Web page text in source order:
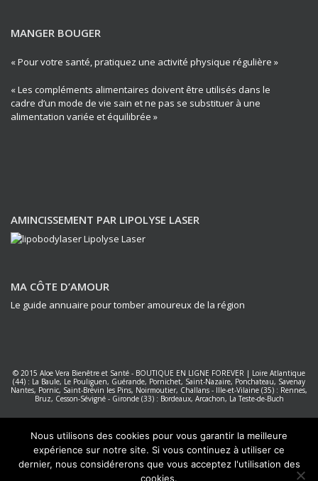
MANGER BOUGER
« Pour votre santé, pratiquez une activité physique régulière »
« Les compléments alimentaires doivent être utilisés dans le
cadre d’un mode de vie sain et ne pas se substituer à une
alimentation variée et équilibrée »
AMINCISSEMENT PAR LIPOLYSE LASER
MA CÔTE D’AMOUR
Le guide annuaire pour tomber amoureux de la région
© 2015 Aloe Vera Bienêtre et Santé - BOUTIQUE EN LIGNE FOREVER | Loire Atlantique
(44) : La Baule, Le Pouliguen, Guérande, Pornichet, Saint-Nazaire, Ponchateau, Savenay
Nantes, Pornic, Saint-Brévin les Pins, Noirmoutier, Challans - Ille-et-Vilaine (35) : Rennes,
Bruz, Cesson-Sévigné- Gironde (33) : Bordeaux, Arcachon, La Teste-de-Buch
Nous utilisons des cookies pour vous garantir la meilleure
expérience sur notre site. Si vous continuez à utiliser ce
dernier, nous considérerons que vous acceptez l'utilisation des
cookies.